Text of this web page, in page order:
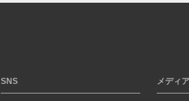
SNS メディア